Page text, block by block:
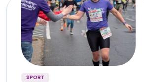
SPORT